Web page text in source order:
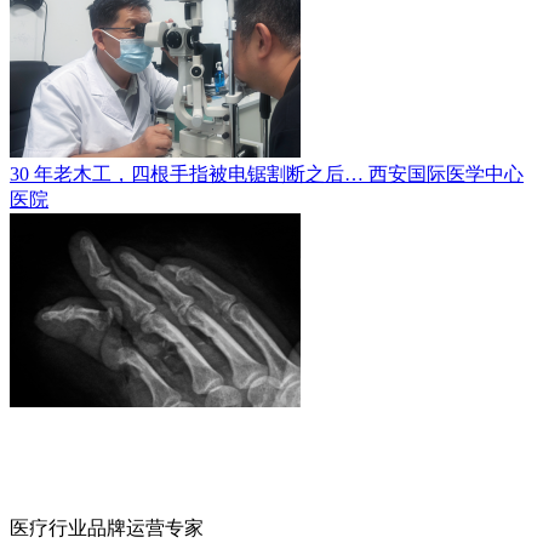
30 年老木工，四根手指被电锯割断之后… 西安国际医学中心
医院
医疗行业品牌运营专家